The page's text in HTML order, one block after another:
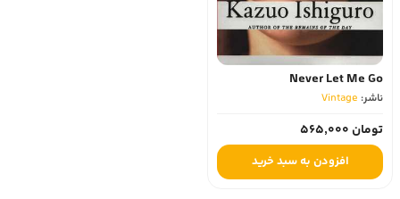
Never Let Me Go
ناشر: Vintage
تومان 565,000
افزودن به سبد خرید